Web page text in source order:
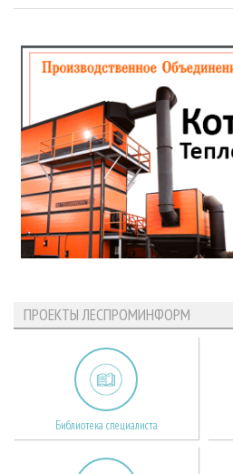
ПРОЕКТЫ ЛЕСПРОМИНФОРМ
Библиотека специалиста